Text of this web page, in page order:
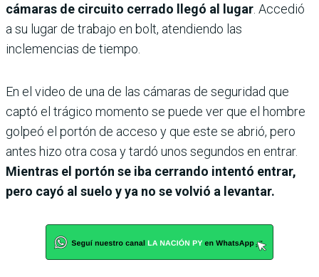
cámaras de circuito cerrado llegó al lugar . Accedió
a su lugar de trabajo en bolt, atendiendo las
inclemencias de tiempo.
En el video de una de las cámaras de seguridad que
captó el trágico momento se puede ver que el hombre
golpeó el portón de acceso y que este se abrió, pero
antes hizo otra cosa y tardó unos segundos en entrar.
Mientras el portón se iba cerrando intentó entrar,
pero cayó al suelo y ya no se volvió a levantar.